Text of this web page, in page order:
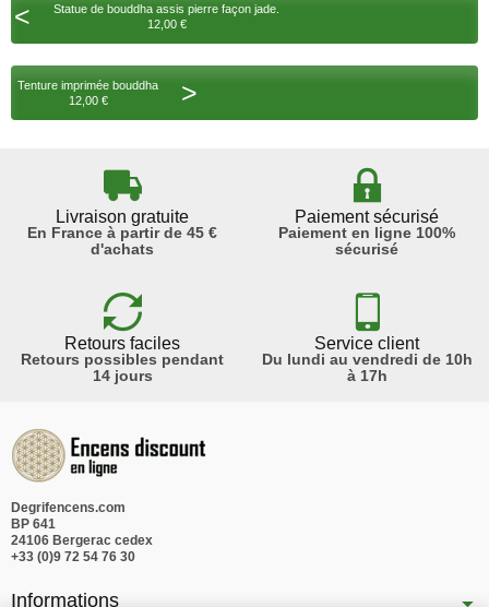
<
Statue de bouddha assis pierre façon jade.
12,00 €
Tenture imprimée bouddha
12,00 €
>
Livraison gratuite
En France à partir de 45 €
d'achats
Paiement sécurisé
Paiement en ligne 100%
sécurisé
Retours faciles
Retours possibles pendant
14 jours
Service client
Du lundi au vendredi de 10h
à 17h
Degrifencens.com
BP 641
24106 Bergerac cedex
+33 (0)9 72 54 76 30
Informations